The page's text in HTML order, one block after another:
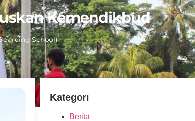
Kemendikbud
School)
Kategori
Berita